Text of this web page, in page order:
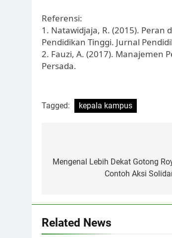
Referensi:
1. Natawidjaja, R. (2015). Peran
Pendidikan Tinggi. Jurnal
2. Fauzi, A. (2017). Manajemen
Persada.
Tagged: kepala kampus
navigation
Mengenal Lebih Dekat Gotong
Contoh Aksi
Related News